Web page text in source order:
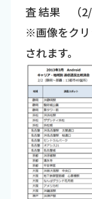
査 結果 （2/
※画像をクリ
されます。